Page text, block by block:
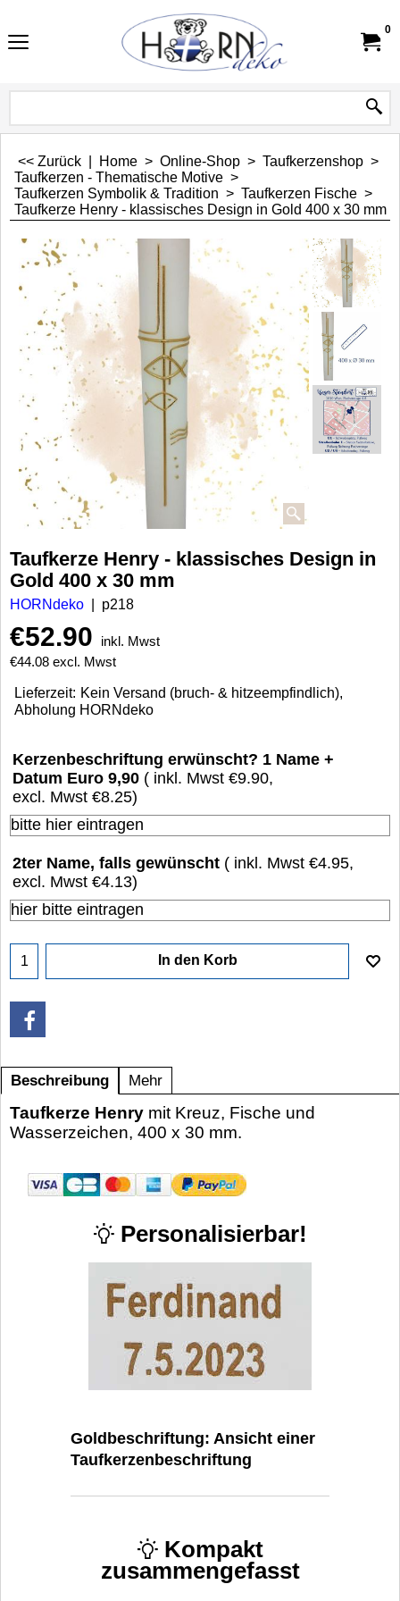
0
<< Zurück Home > Online-Shop > Taufkerzenshop >
Taufkerzen - Thematische Motive >
Taufkerzen Symbolik & Tradition > Taufkerzen Fische >
Taufkerze Henry - klassisches Design in Gold 400 x 30 mm
Taufkerze Henry - klassisches Design in
Gold 400 x 30 mm
HORNdeko p218
€52.90
inkl. Mwst
€44.08 excl. Mwst
Lieferzeit: Kein Versand (bruch- & hitzeempfindlich),
Abholung HORNdeko
Kerzenbeschriftung erwünscht? 1 Name +
Datum Euro 9,90 ( inkl. Mwst €9.90,
excl. Mwst €8.25)
2ter Name, falls gewünscht ( inkl. Mwst €4.95,
excl. Mwst €4.13)
In den Korb
Beschreibung Mehr
Taufkerze Henry mit Kreuz, Fische und
Wasserzeichen, 400 x 30 mm.
Personalisierbar!
Goldbeschriftung: Ansicht einer
Taufkerzenbeschriftung
Kompakt
zusammengefasst